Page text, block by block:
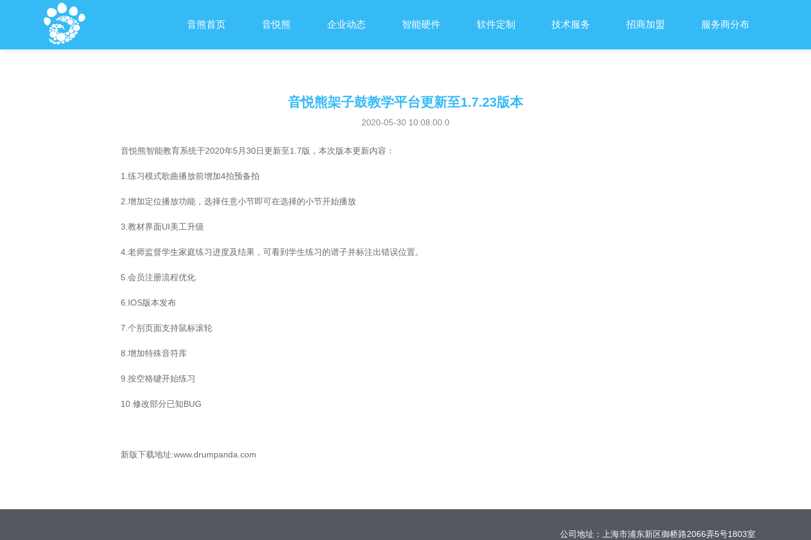
音熊首页 音悦熊 企业动态 智能硬件 软件定制 技术服务 招商加盟 服务商分布
音悦熊架子鼓教学平台更新至1.7.23版本
2020-05-30 10:08:00.0
音悦熊智能教育系统于2020年5月30日更新至1.7版，本次版本更新内容：
1.练习模式歌曲播放前增加4拍预备拍
2.增加定位播放功能，选择任意小节即可在选择的小节开始播放
3.教材界面UI美工升级
4.老师监督学生家庭练习进度及结果，可看到学生练习的谱子并标注出错误位置。
5.会员注册流程优化
6.IOS版本发布
7.个别页面支持鼠标滚轮
8.增加特殊音符库
9.按空格键开始练习
10.修改部分已知BUG
新版下载地址:www.drumpanda.com
公司地址：上海市浦东新区御桥路2066弄5号1803室